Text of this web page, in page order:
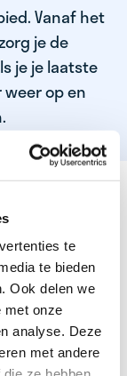
te
te bieden
Ook delen we
met onze
analyse. Deze
met andere
Vanaf het
je de
je je laatste
op en
TOP
lucht
bijverdient!
laatste nieuws